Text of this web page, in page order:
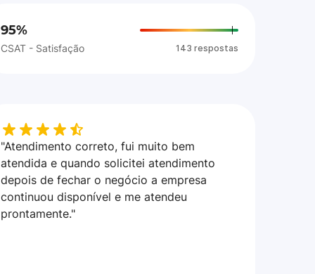
95%
CSAT - Satisfação 143 respostas
"Atendimento correto, fui muito bem
atendida e quando solicitei atendimento
depois de fechar o negócio a empresa
continuou disponível e me atendeu
prontamente."